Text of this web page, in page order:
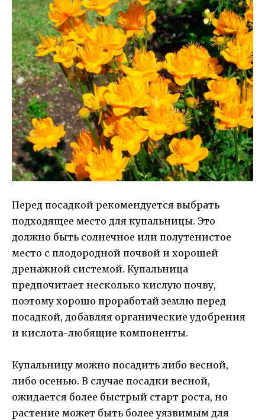
Перед посадкой рекомендуется выбрать
подходящее место для купальницы. Это
должно быть солнечное или полутенистое
место с плодородной почвой и хорошей
дренажной системой. Купальница
предпочитает несколько кислую почву,
поэтому хорошо проработай землю перед
посадкой, добавляя органические удобрения
и кислота-любящие компоненты.
Купальницу можно посадить либо весной,
либо осенью. В случае посадки весной,
ожидается более быстрый старт роста, но
растение может быть более уязвимым для